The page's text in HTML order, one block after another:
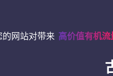
网站对带来 高价值有机流